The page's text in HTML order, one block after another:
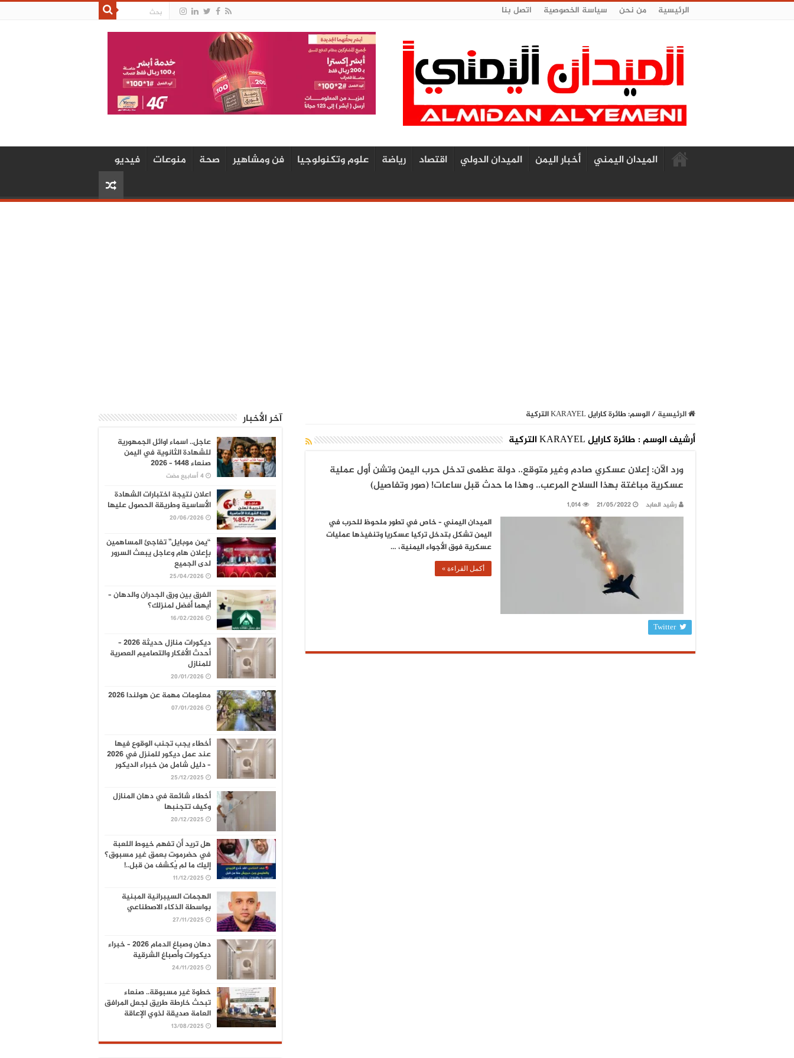
الرئيسية من نحن سياسة الخصوصية اتصل بنا
الميدان اليمني أخبار اليمن الميدان الدولي اقتصاد رياضة علوم وتكنولوجيا فن ومشاهير صحة منوعات فيديو
الرئيسية/الوسم:طائرة كارايل KARAYEL التركية
أرشيف الوسم : طائرة كارايل KARAYEL التركية
ورد الآن: إعلان عسكري صادم وغير متوقع.. دولة عظمى تدخل حرب اليمن وتشن أول عملية
عسكرية مباغتة بهذا السلاح المرعب.. وهذا ما حدث قبل ساعات! (صور وتفاصيل)
رشيد العابد 21/05/2022
1,014
الميدان اليمني – خاص في تطور ملحوظ للحرب في
اليمن تشكل بتدخل تركيا عسكريا وتنفيذها عمليات
عسكرية فوق الأجواء اليمنية، …
أكمل القراءة »
Twitter
آخر الأخبار
عاجل.. اسماء اوائل الجمهورية
للشهادة الثانوية في اليمن
صنعاء 1448 – 2026
اعلان نتيجة اختبارات الشهادة
الأساسية وطريقة الحصول عليها
20/06/2026
“يمن موبايل” تفاجئ المساهمين
بإعلان هام وعاجل يبعث السرور
لدى الجميع
25/04/2026
الفرق بين ورق الجدران والدهان –
أيهما أفضل لمنزلك؟
16/02/2026
ديكورات منازل حديثة 2026 –
أحدث الأفكار والتصاميم العصرية
للمنازل
20/01/2026
معلومات مهمة عن هولندا 2026
07/01/2026
أخطاء يجب تجنب الوقوع فيها
عند عمل ديكور للمنزل في 2026
– دليل شامل من خبراء الديكور
25/12/2025
أخطاء شائعة في دهان المنازل
وكيف تتجنبها
20/12/2025
هل تريد أن تفهم خيوط اللعبة
في حضرموت بعمق غير مسبوق؟
إليك ما لم يُكشف من قبل..!
11/12/2025
الهجمات السيبرانية المبنية
بواسطة الذكاء الاصطناعي
27/11/2025
دهان وصباغ الدمام 2026 – خبراء
ديكورات وأصباغ الشرقية
24/11/2025
خطوة غير مسبوقة.. صنعاء
تبحث خارطة طريق لجعل المرافق
العامة صديقة لذوي الإعاقة
13/08/2025